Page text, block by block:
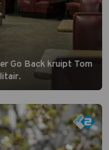
Go Back kruipt Tom